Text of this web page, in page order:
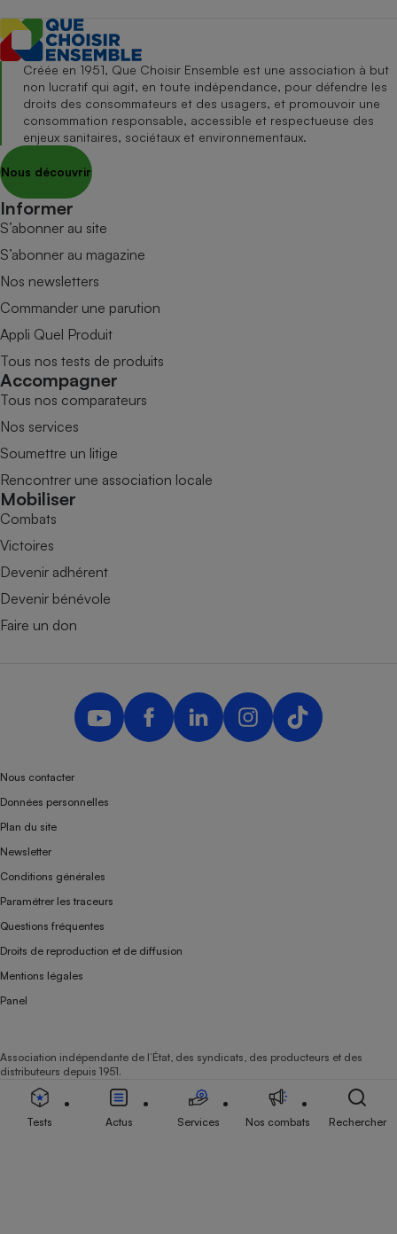
Créée en 1951, Que Choisir Ensemble est une association à but
non lucratif qui agit, en toute indépendance, pour défendre les
droits des consommateurs et des usagers, et promouvoir une
consommation responsable, accessible et respectueuse des
enjeux sanitaires, sociétaux et environnementaux.
Nous découvrir
Informer
S’abonner au site
S’abonner au magazine
Nos newsletters
Commander une parution
Appli Quel Produit
Tous nos tests de produits
Accompagner
Tous nos comparateurs
Nos services
Soumettre un litige
Rencontrer une association locale
Mobiliser
Combats
Victoires
Devenir adhérent
Devenir bénévole
Faire un don
Nous contacter
Données personnelles
Plan du site
Newsletter
Conditions générales
Paramétrer les traceurs
Questions fréquentes
Droits de reproduction et de diffusion
Mentions légales
Panel
Association indépendante de l’État, des syndicats, des producteurs et des
distributeurs depuis 1951.
Tests Actus Services Nos combats Rechercher